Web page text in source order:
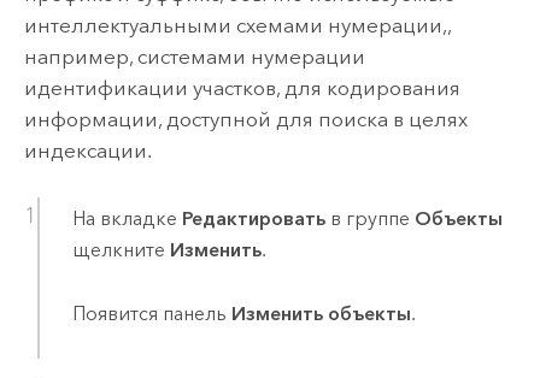
интеллектуальными схемами нумерации,,
например, системами нумерации
идентификации участков, для кодирования
информации, доступной для поиска в целях
индексации.
На вкладке Редактироватьв группе Объекты
щелкните Изменить.
Появится панель Изменить объекты.